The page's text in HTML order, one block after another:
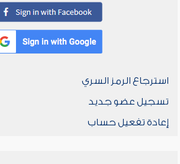
استرجاع الرمز السري
تسجيل عضو جديد
إعادة تفعيل حساب